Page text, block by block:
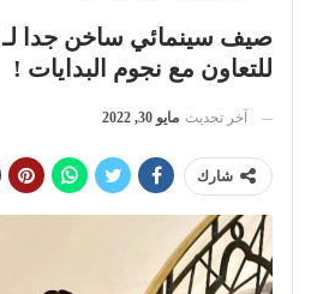
صيف سينمائي ساخن جدا
للتعاون مع نجوم البدايات !
آخر تحديث مايو 30, 2022
شارك